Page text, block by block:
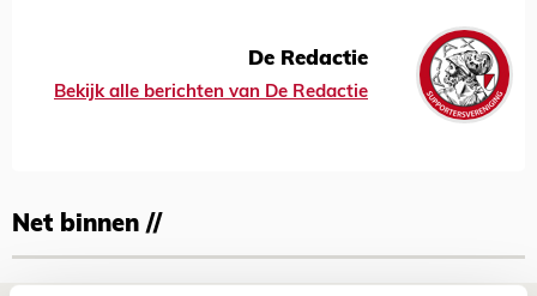
De Redactie
Bekijk alle berichten van De Redactie
Net binnen //